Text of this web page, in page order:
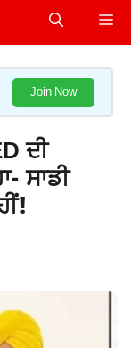
Join Now
ਦੀ
ਸਾਡੀ